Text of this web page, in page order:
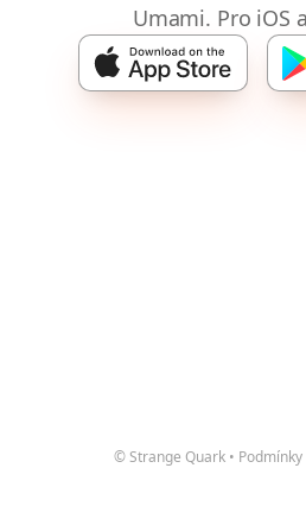
Umami. Pro iOS
© Strange Quark • Podmínky